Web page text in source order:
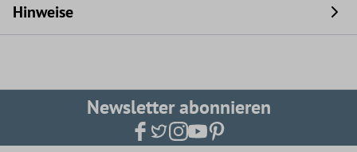
Hinweise
Newsletter abonnieren